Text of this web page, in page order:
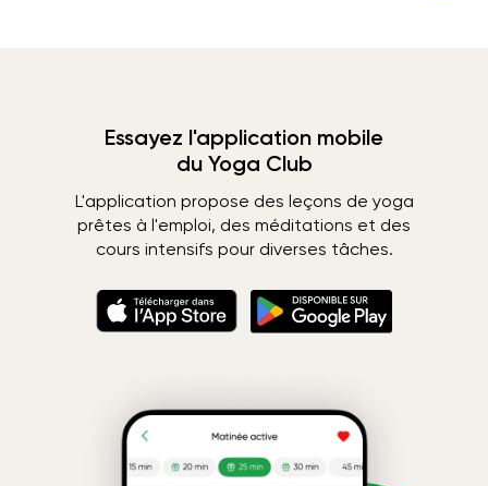
Essayez l'application mobile
du Yoga Club
L'application propose des leçons de yoga
prêtes à l'emploi, des méditations et des
cours intensifs pour diverses tâches.